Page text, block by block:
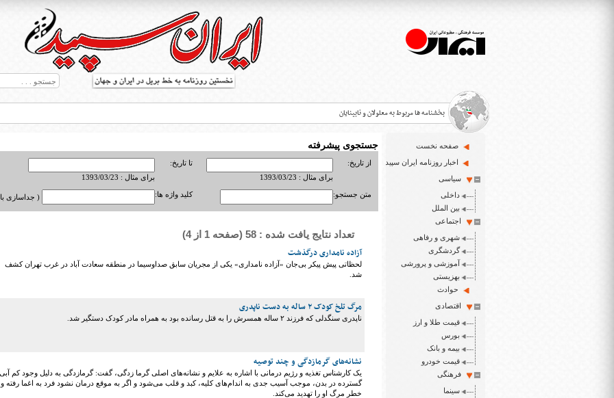
بخشنامه ها مربوط به معلولان و نابینایان
>
قانون حمایت از حقوق معلولان
اخبار حوزه معلولان و نابینایان
>
ایران سپید سایت خبری نابینایان و تنها روزنامه به خط بریل در جهان
>
صفحه نخست
اخبار روزنامه ایران سپید
سیاسی
داخلی
بین الملل
اجتماعی
شهری و رفاهی
گردشگری
آموزشی و پرورشی
بهزیستی
حوادث
اقتصادی
قیمت طلا و ارز
بورس
بیمه و بانک
قیمت خودرو
فرهنگی
سینما
جستجوی پیشرفته
از تاریخ:
برای مثال : 1393/03/23
تا تاریخ:
برای مثال : 1393/03/23
متن جستجو: کلید واژه ها: ( جداسازی
تعداد نتایج یافت شده : 58 (صفحه 1 از 4)
آزاده نامداری درگذشت
لحظاتی پیش پیکر بی‌جان «آزاده نامداری» یکی از مجریان سابق صداوسیما در منطقه سعادت آباد در غرب تهران کشف
شد.
مرگ تلخ کودک ۲ ساله به دست ناپدری
ناپدری سنگدلی که فرزند ۲ ساله همسرش را به قتل رسانده بود به همراه مادر کودک دستگیر شد.
نشانه‌های گرمازدگی و چند توصیه
یک کارشناس تغذیه و رژیم درمانی با اشاره به علایم و نشانه‌های اصلی گرما زدگی، گفت: گرمازدگی به دلیل وجود کم آبی
گسترده در بدن، موجب آسیب جدی به اندام‌های کلیه، کبد و قلب می‌شود و اگر به موقع درمان نشود فرد به اغما رفته و
خطر مرگ او را تهدید می‌کند.